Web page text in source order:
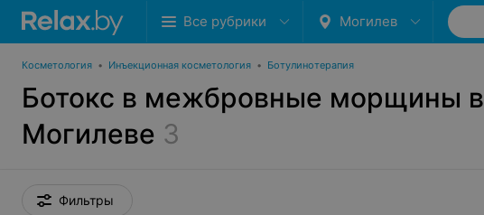
Все рубрики Могилев
Косметология • Инъекционная косметология • Ботулинотерапия
Ботокс в межбровные морщины в
Могилеве 3
Фильтры